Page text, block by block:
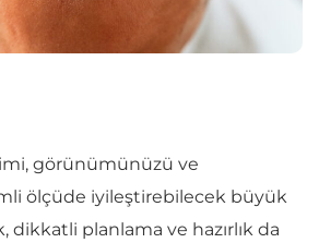
görünümünüzü ve
ölçüde iyileştirebilecek büyük
dikkatli planlama ve hazırlık da